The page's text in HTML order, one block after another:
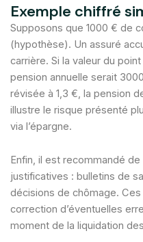
Exemple chiffré
Supposons que 1000 € de
(hypothèse). Un assuré
carrière. Si la valeur du
pension annuelle serait
révisée à 1,3 €, la pension
illustre le risque présenté
via l’épargne.
Enfin, il est recommandé
justificatives : bulletins de
décisions de chômage.
correction d’éventuelles
moment de la liquidation